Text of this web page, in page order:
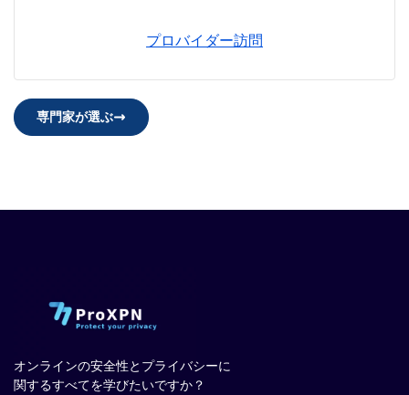
プロバイダー訪問
専門家が選ぶ
オンラインの安全性とプライバシーに
関するすべてを学びたいですか？